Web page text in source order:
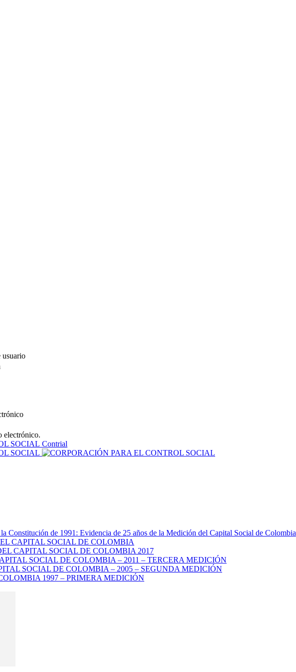
usuario
electrónico.
Contrial
Constitución de 1991: Evidencia de 25 años de la Medición del Capital Social de Colombia
CAPITAL SOCIAL DE COLOMBIA
CAPITAL SOCIAL DE COLOMBIA 2017
SOCIAL DE COLOMBIA – 2011 – TERCERA MEDICIÓN
SOCIAL DE COLOMBIA – 2005 – SEGUNDA MEDICIÓN
1997 – PRIMERA MEDICIÓN